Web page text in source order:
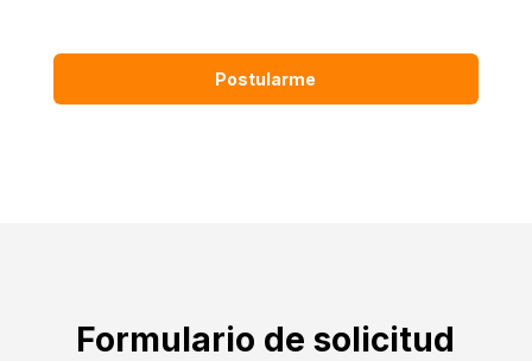
Postularme
Formulario de solicitud